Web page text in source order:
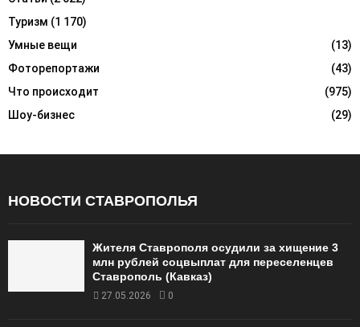
Туризм (1 170)
Умные вещи
(13)
Фоторепортажи
(43)
Что происходит
(975)
Шоу-бизнес
(29)
НОВОСТИ СТАВРОПОЛЬЯ
Жителя Ставрополя осудили за хищение 3
млн рублей соцвыплат для переселенцев
Ставрополь (Кавказ)
27.05.2026 0